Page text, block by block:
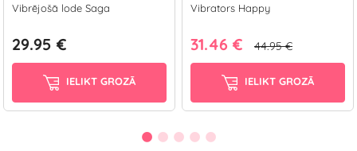
Vibrējošā lode Saga
29.95 €
IELIKT GROZĀ
Vibrators Happy
31.46 € 44.95 €
IELIKT GROZĀ